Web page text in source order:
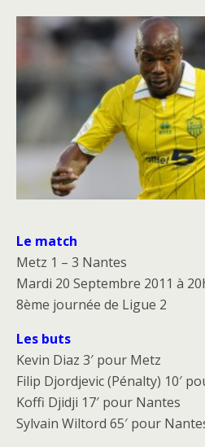
Le match
Metz 1 – 3 Nantes
Mardi 20 Septembre 2011 à
8ème journée de Ligue 2
Les buts
Kevin Diaz 3′ pour Metz
Filip Djordjevic (Pénalty) 10′
Koffi Djidji 17′ pour Nantes
Sylvain Wiltord 65′ pour